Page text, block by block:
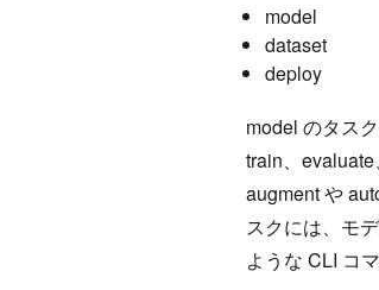
model
dataset
deploy
model のタス
train、evaluate
augment や
スクには、モ
ような CLI コ